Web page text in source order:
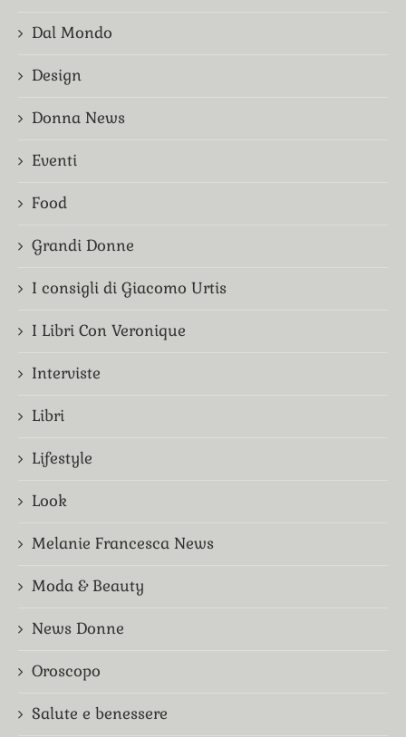
Dal Mondo
Design
Donna News
Eventi
Food
Grandi Donne
I consigli di Giacomo Urtis
I Libri Con Veronique
Interviste
Libri
Lifestyle
Look
Melanie Francesca News
Moda & Beauty
News Donne
Oroscopo
Salute e benessere